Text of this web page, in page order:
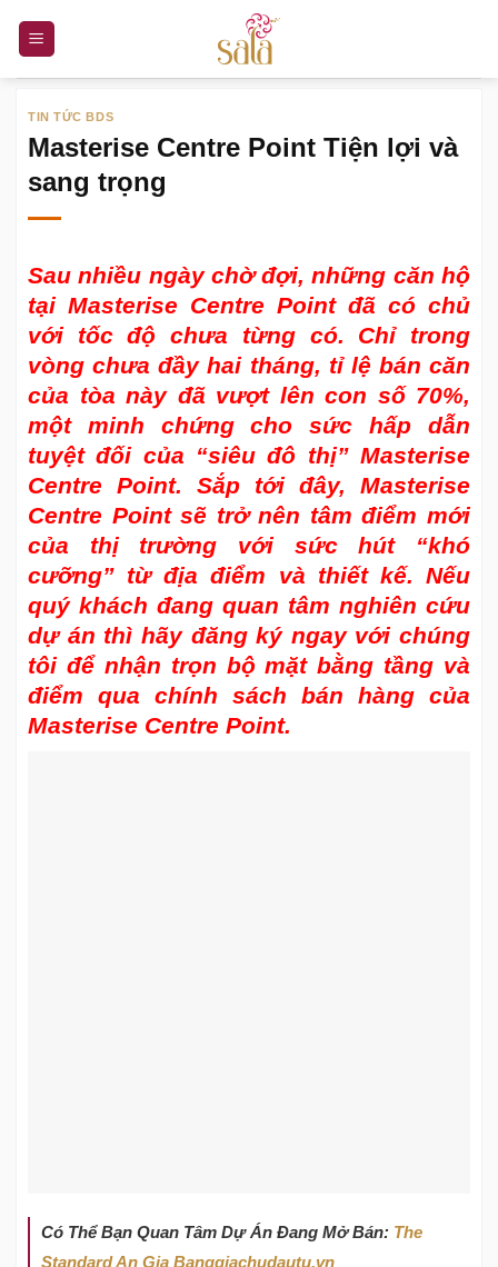
nội
TIN TỨC BDS
Masterise Centre Point Tiện lợi và
sang trọng
Sau nhiều ngày chờ đợi, những căn hộ
tại Masterise Centre Point đã có chủ
với tốc độ chưa từng có. Chỉ trong
vòng chưa đầy hai tháng, tỉ lệ bán căn
của tòa này đã vượt lên con số 70%,
một minh chứng cho sức hấp dẫn
tuyệt đối của “siêu đô thị” Masterise
Centre Point. Sắp tới đây, Masterise
Centre Point sẽ trở nên tâm điểm mới
của thị trường với sức hút “khó
cưỡng” từ địa điểm và thiết kế. Nếu
quý khách đang quan tâm nghiên cứu
dự án thì hãy đăng ký ngay với chúng
tôi để nhận trọn bộ mặt bằng tầng và
điểm qua chính sách bán hàng của
Masterise Centre Point.
Có Thể Bạn Quan Tâm Dự Án Đang Mở Bán: The
Standard An Gia Banggiachudautu.vn